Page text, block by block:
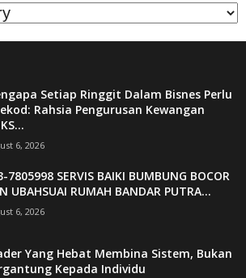
Setiap Ringgit Dalam Bisnes Perlu
Rahsia Pengurusan Kewangan
6, 2026
7805998 SERVIS BAIKI BUMBUNG BOCOR
UBAHSUAI RUMAH BANDAR PUTRA...
6, 2026
Yang Hebat Membina Sistem, Bukan
Kepada Individu